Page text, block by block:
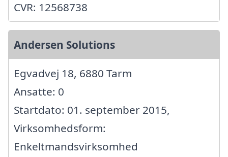
CVR: 12568738
Andersen Solutions
Egvadvej 18, 6880 Tarm
Ansatte: 0
Startdato: 01. september 2015,
Virksomhedsform:
Enkeltmandsvirksomhed